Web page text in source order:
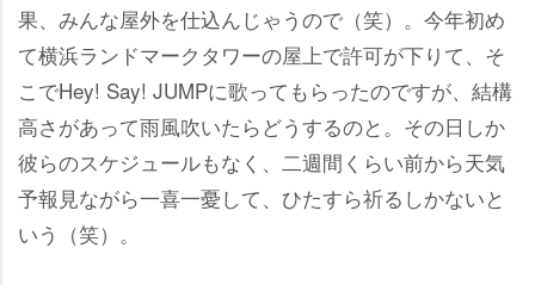
果、みんな屋外を仕込んじゃうので（笑）。今年初め
て横浜ランドマークタワーの屋上で許可が下りて、そ
こでHey! Say! JUMPに歌ってもらったのですが、結構
高さがあって雨風吹いたらどうするのと。その日しか
彼らのスケジュールもなく、二週間くらい前から天気
予報見ながら一喜一憂して、ひたすら祈るしかないと
いう（笑）。